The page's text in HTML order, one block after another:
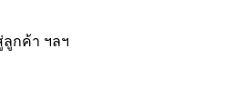
กค้า ฯลฯ